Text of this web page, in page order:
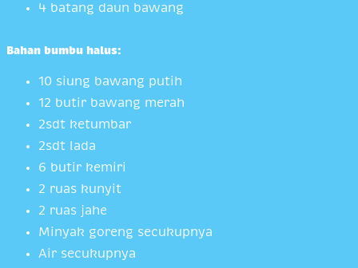
4 batang daun bawang
Bahan bumbu halus:
10 siung bawang putih
12 butir bawang merah
2sdt ketumbar
2sdt lada
6 butir kemiri
2 ruas kunyit
2 ruas jahe
Minyak goreng secukupnya
Air secukupnya